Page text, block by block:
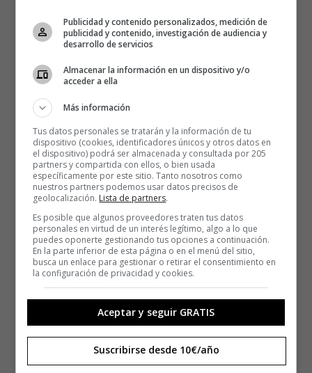
Publicidad y contenido personalizados, medición de
publicidad y contenido, investigación de audiencia y
desarrollo de servicios
Almacenar la información en un dispositivo y/o
acceder a ella
Más información
Tus datos personales se tratarán y la información de tu
dispositivo (cookies, identificadores únicos y otros datos en
el dispositivo) podrá ser almacenada y consultada por 205
partners y compartida con ellos, o bien usada
específicamente por este sitio. Tanto nosotros como
nuestros partners podemos usar datos precisos de
geolocalización. Lista de partners.
Es posible que algunos proveedores traten tus datos
personales en virtud de un interés legítimo, algo a lo que
puedes oponerte gestionando tus opciones a continuación.
En la parte inferior de esta página o en el menú del sitio,
busca un enlace para gestionar o retirar el consentimiento en
la configuración de privacidad y cookies.
Aceptar y seguir GRATIS
Suscribirse desde 10€/año